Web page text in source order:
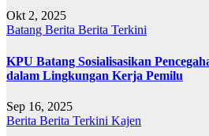
Okt 2, 2025
Batang Berita Berita Terkini
KPU Batang Sosialisasikan
dalam Lingkungan Kerja Pemilu
Sep 16, 2025
Berita Berita Terkini Kajen